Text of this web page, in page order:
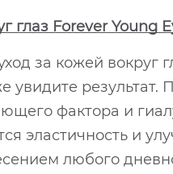
глаз Forever Young
за кожей вокруг
увидите
фактора и
эластичность и
любого